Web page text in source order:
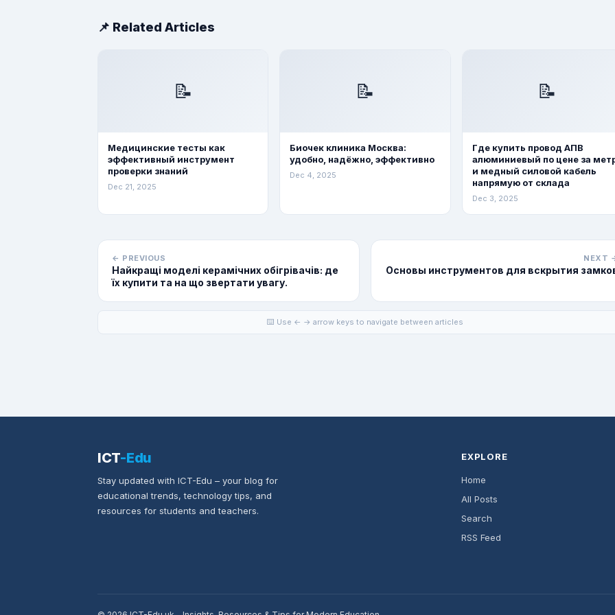
📌 Related Articles
📝
Медицинские тесты как
эффективный инструмент
проверки знаний
Dec 21, 2025
📝
Биочек клиника Москва:
удобно, надёжно, эффективно
Dec 4, 2025
📝
Где купить провод АПВ
алюминиевый по цене за
и медный силовой кабель
напрямую от склада
Dec 3, 2025
← PREVIOUS
Найкращі моделі керамічних обігрівачів: де
їх купити та на що звертати увагу.
NEXT
Основы инструментов для вскрытия
⌨️ Use ← → arrow keys to navigate between articles
ICT-Edu
Stay updated with ICT-Edu – your blog for
educational trends, technology tips, and
resources for students and teachers.
EXPLORE
Home
All Posts
Search
RSS Feed